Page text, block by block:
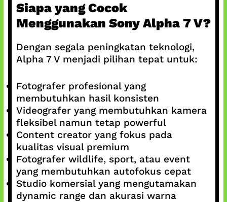
Siapa yang Cocok
Menggunakan Sony Alpha 7 V?
Dengan segala peningkatan teknologi,
Alpha 7 V menjadi pilihan tepat untuk:
Fotografer profesional yang
membutuhkan hasil konsisten
Videografer yang membutuhkan kamera
fleksibel namun tetap powerful
Content creator yang fokus pada
kualitas visual premium
Fotografer wildlife, sport, atau event
yang membutuhkan autofokus cepat
Studio komersial yang mengutamakan
dynamic range dan akurasi warna